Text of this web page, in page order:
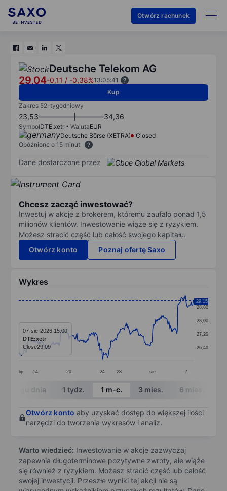
Otwórz rachunek
Deutsche Telekom AG
29,04-0,11 / -0,38%13:05:41
Kup
Zakres 52-tygodniowy
23,53 34,36
SymbolDTE:xetr WalutaEUR
Deutsche Börse (XETRA)
Closed
Opóźnione o 15 minut
Dane dostarczone przez
Chcesz zacząć inwestować?
Inwestuj w akcje z brokerem, któremu zaufało ponad 1,5
milionów klientów. Inwestowanie wiąże się z ryzykiem.
Możesz stracić część lub całość swojego kapitału.
Otwórz konto
Poznaj ofertę Saxo
Wykres
The chart has 1 X axis displaying categories.
The chart has 1 Y axis displaying values. Data
lip 14 20 24 28 sie 7
26,40
27,20
28,00
28,80
29,15
07-sie-2026 15:00
DTE:xetr
Close29,09
End of interactive chart.
W ciągu dnia 1 tydz. 1 m-c. 3 mies. 6 mies.
Otwórz konto aby uzyskać dostęp do większej ilości
narzędzi do tworzenia wykresów i analiz.
Warto wiedzieć: Inwestowanie w akcje zazwyczaj
zapewnia długoterminowe pozytywne zwroty, ale wiąże
się również z ryzykiem. Możesz stracić część lub całość
swojej inwestycji. Przeszłe wyniki tej akcji nie są